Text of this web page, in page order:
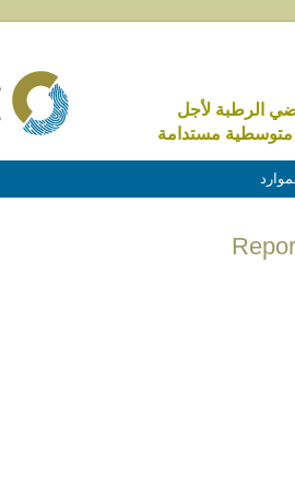
الرطبة لأجل
مستدامة